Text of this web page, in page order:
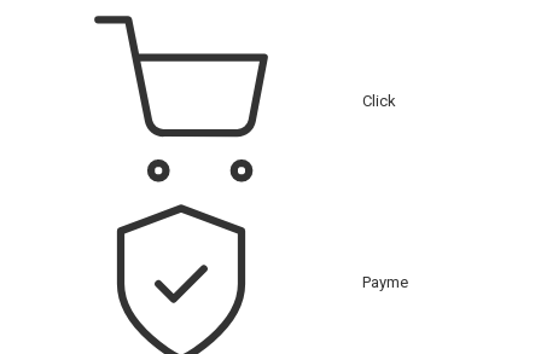
Click
Payme